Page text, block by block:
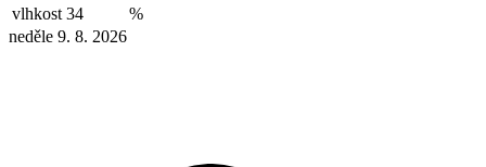
vlhkost 34
%
neděle 9. 8. 2026